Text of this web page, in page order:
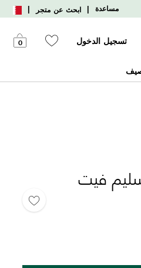
مساعدة | ابحث عن متجر |
تسجيل الدخول 0
فيت